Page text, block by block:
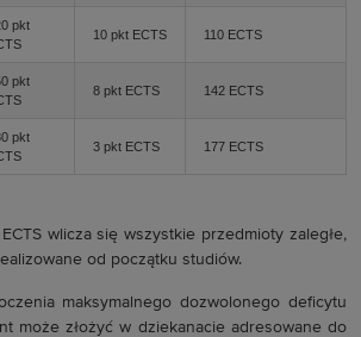
pkt
10 pkt ECTS 110 ECTS
pkt
8 pkt ECTS 142 ECTS
pkt
3 pkt ECTS 177 ECTS
wlicza się wszystkie przedmioty zaległe,
od początku studiów.
maksymalnego dozwolonego deficytu
może złożyć w dziekanacie adresowane do